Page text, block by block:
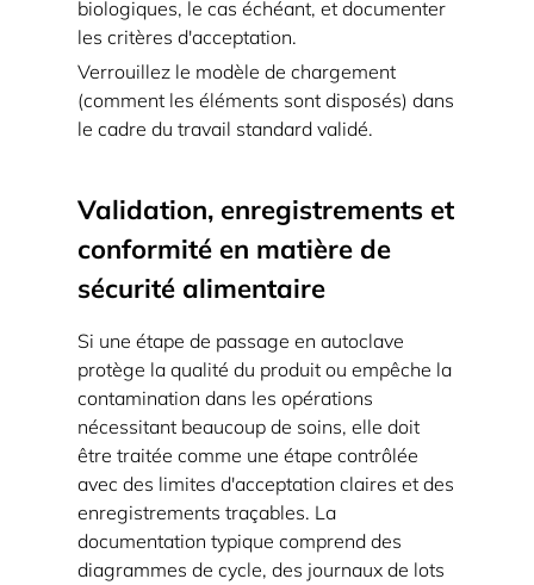
biologiques, le cas échéant, et documenter
les critères d'acceptation.
Verrouillez le modèle de chargement
(comment les éléments sont disposés) dans
le cadre du travail standard validé.
Validation, enregistrements et
conformité en matière de
sécurité alimentaire
Si une étape de passage en autoclave
protège la qualité du produit ou empêche la
contamination dans les opérations
nécessitant beaucoup de soins, elle doit
être traitée comme une étape contrôlée
avec des limites d'acceptation claires et des
enregistrements traçables. La
documentation typique comprend des
diagrammes de cycle, des journaux de lots